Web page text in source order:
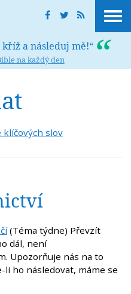
kříž a následuj mě!“
na každý den
klíčových slov
(Téma týdne) Převzít
dál, není
Upozorňuje nás na to
li ho následovat, máme se